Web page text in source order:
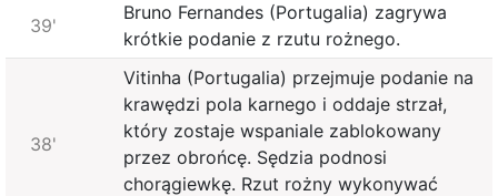
39'
Bruno Fernandes (Portugalia) zagrywa
krótkie podanie z rzutu rożnego.
38'
Vitinha (Portugalia) przejmuje podanie na
krawędzi pola karnego i oddaje strzał,
który zostaje wspaniale zablokowany
przez obrońcę. Sędzia podnosi
chorągiewkę. Rzut rożny wykonywać